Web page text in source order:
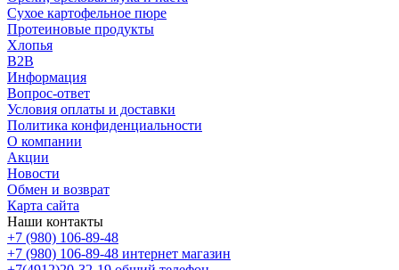
Сухое картофельное пюре
Протеиновые продукты
Хлопья
B2B
Информация
Вопрос-ответ
Условия оплаты и доставки
Политика конфиденциальности
О компании
Акции
Новости
Обмен и возврат
Карта сайта
Наши контакты
+7 (980) 106-89-48
+7 (980) 106-89-48 интернет магазин